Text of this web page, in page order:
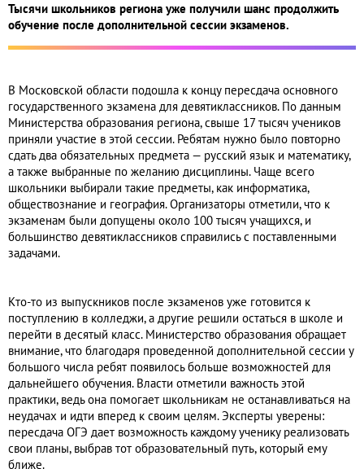
Тысячи школьников региона уже получили шанс продолжить
обучение после дополнительной сессии экзаменов.
В Московской области подошла к концу пересдача основного
государственного экзамена для девятиклассников. По данным
Министерства образования региона, свыше 17 тысяч учеников
приняли участие в этой сессии. Ребятам нужно было повторно
сдать два обязательных предмета — русский язык и математику,
а также выбранные по желанию дисциплины. Чаще всего
школьники выбирали такие предметы, как информатика,
обществознание и география. Организаторы отметили, что к
экзаменам были допущены около 100 тысяч учащихся, и
большинство девятиклассников справились с поставленными
задачами.
Кто-то из выпускников после экзаменов уже готовится к
поступлению в колледжи, а другие решили остаться в школе и
перейти в десятый класс. Министерство образования обращает
внимание, что благодаря проведенной дополнительной сессии у
большого числа ребят появилось больше возможностей для
дальнейшего обучения. Власти отметили важность этой
практики, ведь она помогает школьникам не останавливаться на
неудачах и идти вперед к своим целям. Эксперты уверены:
пересдача ОГЭ дает возможность каждому ученику реализовать
свои планы, выбрав тот образовательный путь, который ему
ближе.